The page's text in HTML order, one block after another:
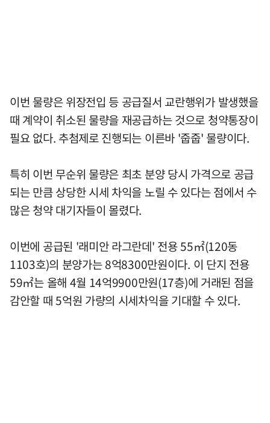
이번 물량은 위장전입 등 공급질서 교란행위가 발생했을
때 계약이 취소된 물량을 재공급하는 것으로 청약통장이
필요 없다. 추첨제로 진행되는 이른바 '줍줍' 물량이다.
특히 이번 무순위 물량은 최초 분양 당시 가격으로 공급
되는 만큼 상당한 시세 차익을 노릴 수 있다는 점에서 수
많은 청약 대기자들이 몰렸다.
이번에 공급된 '래미안 라그란데' 전용 55㎡(120동
1103호)의 분양가는 8억8300만원이다. 이 단지 전용
59㎡는 올해 4월 14억9900만원(17층)에 거래된 점을
감안할 때 5억원 가량의 시세차익을 기대할 수 있다.